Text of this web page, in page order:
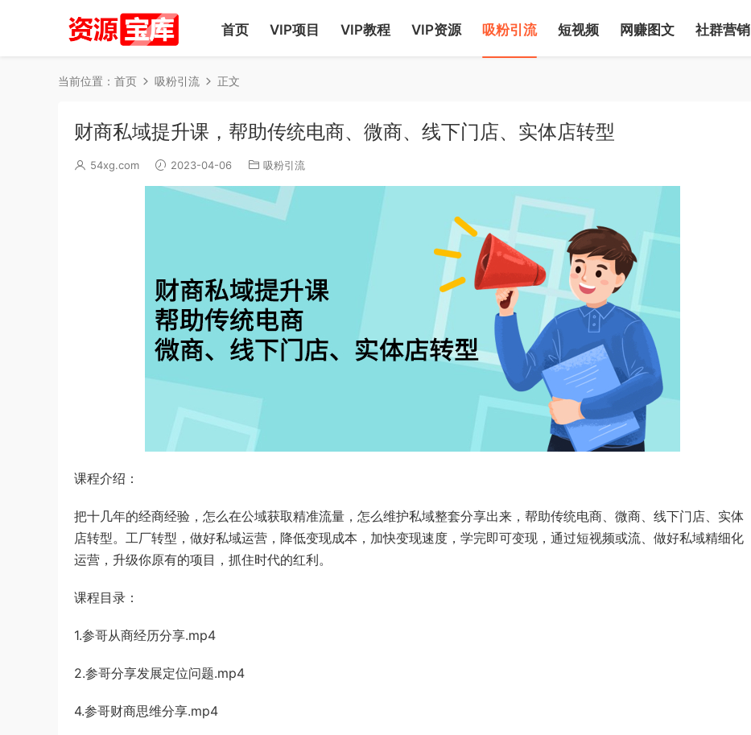
首页 VIP项目 VIP教程 VIP资源 吸粉引流 短视频 网赚图文 社群营销
当前位置： 首页 吸粉引流 正文
财商私域提升课，帮助传统电商、微商、线下门店、实体店转型
54xg.com 2023-04-06 吸粉引流
课程介绍：
把十几年的经商经验，怎么在公域获取精准流量，怎么维护私域整套分享出来，帮助传统电商、微商、线下门店、实体
店转型。工厂转型，做好私域运营，降低变现成本，加快变现速度，学完即可变现，通过短视频或流、做好私域精细化
运营，升级你原有的项目，抓住时代的红利。
课程目录：
1.参哥从商经历分享.mp4
2.参哥分享发展定位问题.mp4
4.参哥财商思维分享.mp4